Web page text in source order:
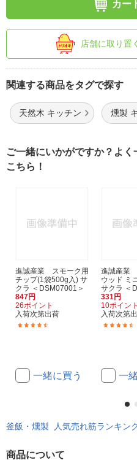
カー
店舗に取り置
関連する商品をタグで探す
天然木 キッチン 燻製
ご一緒にいかがですか？よ
こちら！
進誠産業 スモーク用
チップ(1袋500g入) サ
クラ ＜DSM07001＞
847円
26ポイント
入荷次第出荷
一緒に買う
進誠産業
ウッド ミ
サクラ ＜
331円
10ポイント
入荷次第
一
釜飯・燻製 人気売れ筋ランキン
商品について